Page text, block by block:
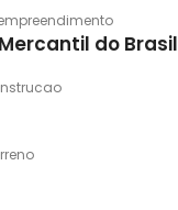
do Brasil